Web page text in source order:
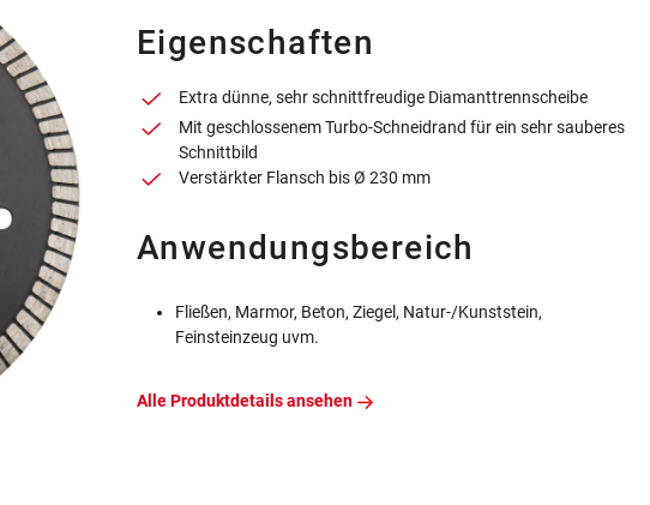
Eigenschaften
Extra dünne, sehr schnittfreudige Diamanttrennscheibe
Mit geschlossenem Turbo-Schneidrand für ein sehr sauberes
Schnittbild
Verstärkter Flansch bis Ø 230 mm
Anwendungsbereich
Fließen, Marmor, Beton, Ziegel, Natur-/Kunststein,
Feinsteinzeug uvm.
Alle Produktdetails ansehen